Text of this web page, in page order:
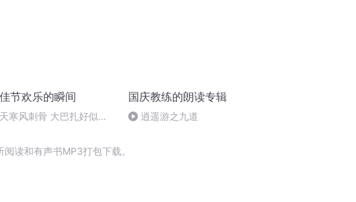
节欢乐的瞬间
寒风刺骨 大巴扎好似温
国庆教练的朗读专辑
逍遥游之九道
读和有声书MP3打包下载。